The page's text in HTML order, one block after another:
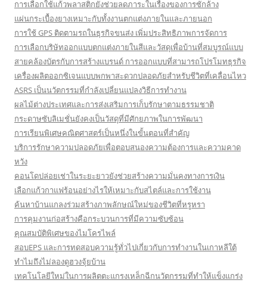
การเลือกใช้แก้วพลาสติกยังช่วยลดภาระในเรื่องของการซักล้าง
แผ่นกระเบื้องยางเหมาะกับทั้งงานตกแต่งภายในและภายนอก
การใช้ GPS ติดตามรถในธุรกิจขนส่ง เพิ่มประสิทธิภาพการจัดการ
การเลือกบริษัทออกแบบตกแต่งภายในสีและวัสดุเพื่อบ้านที่สมบูรณ์แบบ
สายคล้องบัตรกับการสร้างแบรนด์ การออกแบบที่สามารถโปรโมทธุรกิจ
เครื่องผลิตออกซิเจนแบบพกพาสะดวกปลอดภัยสำหรับชีวิตที่เคลื่อนไหว
ASRS เป็นนวัตกรรมที่กำลังเปลี่ยนแปลงวิธีการทำงาน
ผลไม้ต่างประเทศและการส่งเสริมการเก็บรักษาตามธรรมชาติ
กระดาษซับลิเมชั่นยังคงเป็นวัสดุที่มีศักยภาพในการพัฒนา
การเรียนพิเศษคณิตศาสตร์เป็นหนึ่งในขั้นตอนที่สำคัญ
บริการรักษาความปลอดภัยเพื่อตอบสนองความต้องการและความคาด
หวัง
คอนโดปล่อยเช่าในระยะยาวยังช่วยสร้างความมั่นคงทางการเงิน
เลือกแก้วกาแฟร้อนอย่างไรให้เหมาะกับสไตล์และการใช้งาน
ค้นหาบ้านแกลงร่วมสร้างภาพลักษณ์ใหม่ของชีวิตที่หรูหรา
การคุมงานก่อสร้างคือกระบวนการที่มีความซับซ้อน
คุณสมบัติพิเศษของไมโครไพล์
สอบEPS และการทดสอบความรู้ทั่วไปเกี่ยวกับการทำงานในเกาหลีใต้
ทำไมถึงไม่ลองดูฮวงจุ้ยบ้าน
เทคโนโลยีใหม่ในการผลิตตะแกรงเหล็กฉีกนวัตกรรมที่ทำให้แข็งแกร่ง